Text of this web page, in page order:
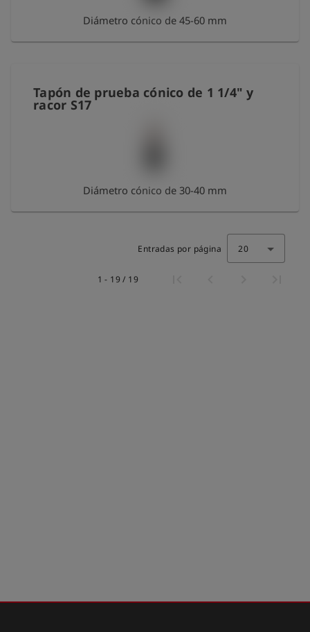
Diámetro cónico de 45-60 mm
Tapón de prueba cónico de 1 1/4" y
racor S17
Diámetro cónico de 30-40 mm
Entradas por página 20
1 - 19 / 19